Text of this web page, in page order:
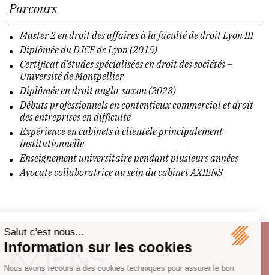
Parcours
Master 2 en droit des affaires à la faculté de droit Lyon III
Diplômée du DJCE de Lyon (2015)
Certificat d’études spécialisées en droit des sociétés –
Université de Montpellier
Diplômée en droit anglo-saxon (2023)
Débuts professionnels en contentieux commercial et droit
des entreprises en difficulté
Expérience en cabinets à clientèle principalement
institutionnelle
Enseignement universitaire pendant plusieurs années
Avocate collaboratrice au sein du cabinet AXIENS